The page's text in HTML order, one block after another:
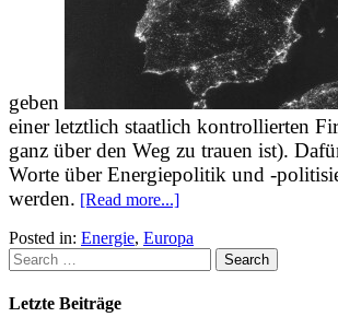
geben
einer letztlich staatlich kontrollierten
ganz über den Weg zu trauen ist).
Worte über Energiepolitik und -
werden. [Read more...]
Posted in: Energie, Europa
Letzte Beiträge